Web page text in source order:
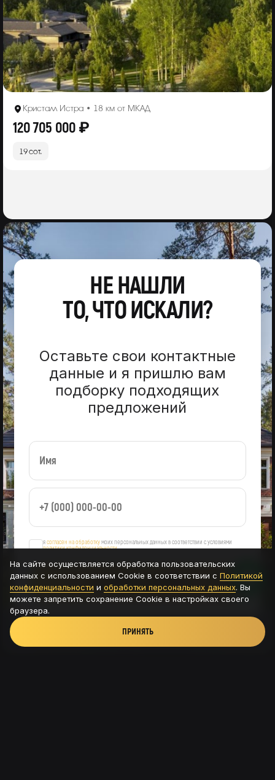
Кристалл Истра • 18 км от МКАД
120 705 000 ₽
19 сот.
НЕ НАШЛИ
ТО, ЧТО ИСКАЛИ?
Оставьте свои контактные
данные и я пришлю вам
подборку подходящих
предложений
ясогласен на обработкумоих персональных данных в соответствии с условиями
политики конфиденциальности
ОСТАВИТЬ ЗАЯВКУ
На сайте осуществляется обработка пользовательских
данных с использованием Cookie в соответствии с Политикой
конфиденциальности и обработки персональных данных. Вы
можете запретить сохранение Cookie в настройках своего
браузера.
ПРИНЯТЬ